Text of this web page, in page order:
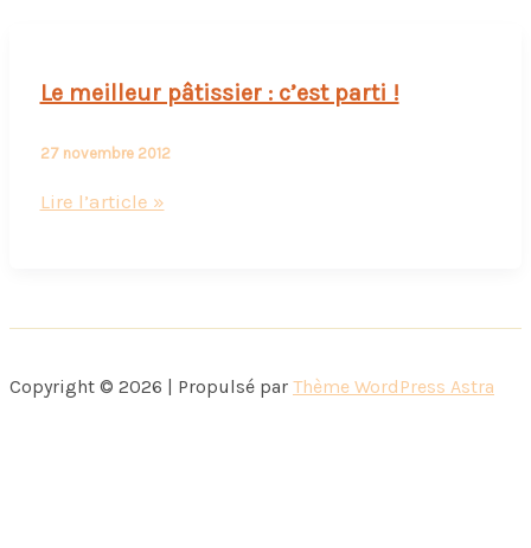
Le meilleur pâtissier : c’est parti !
27 novembre 2012
Le
c’est
!
Lire l’article »
Copyright © 2026 | Propulsé par Thème WordPress Astra